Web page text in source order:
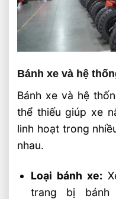
Bánh xe và hệ
Bánh xe và hệ
thể thiếu giúp xe
linh hoạt trong
nhau.
Loại bánh xe:
trang bị